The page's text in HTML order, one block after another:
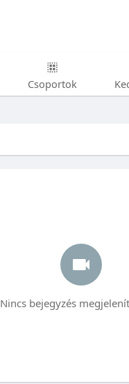
Csoportok
Nincs bejegyzés